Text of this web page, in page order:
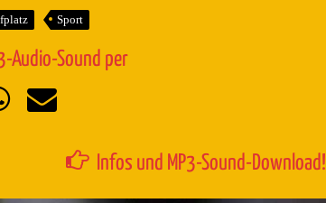
Sport
Audio-Sound per
Infos und MP3-Sound-Download!